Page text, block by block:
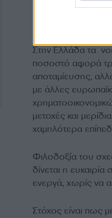
Η
Στην Ελλάδα τα
ποσοστό αφορά
αποταμίευσης,
με άλλες
μετοχές και
χαμηλότερα
Φιλοδοξία του
δίνεται η
ενεργά, χωρίς να
Στόχος είναι πως